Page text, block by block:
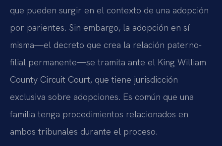
que pueden surgir en el contexto de una adopción
por parientes. Sin embargo, la adopción en sí
misma—el decreto que crea la relación paterno-
filial permanente—se tramita ante el King William
County Circuit Court, que tiene jurisdicción
exclusiva sobre adopciones. Es común que una
familia tenga procedimientos relacionados en
ambos tribunales durante el proceso.